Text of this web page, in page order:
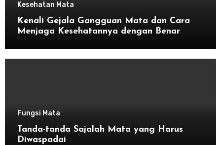
Kesehatan Mata
Kenali Gejala Gangguan Mata dan Cara
Menjaga Kesehatannya dengan Benar
Fungsi Mata
Tanda-tanda Sajalah Mata yang Harus
Diwaspadai